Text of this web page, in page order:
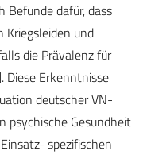
Befunde dafür, dass
Kriegsleiden und
die Prävalenz für
Diese Erkenntnisse
deutscher VN-
psychische Gesundheit
spezifischen